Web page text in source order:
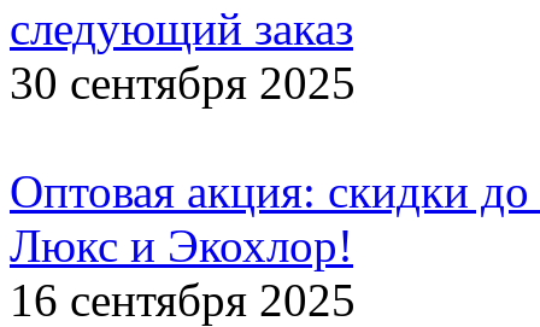
следующий заказ
30 сентября 2025
Оптовая акция: скидки
Люкс и Экохлор!
16 сентября 2025